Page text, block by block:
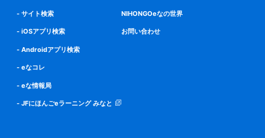
サイト検索
iOSアプリ検索
Androidアプリ検索
eなコレ
eな情報局
JFにほんごeラーニング みなと
NIHONGOeなの世界
お問い合わせ